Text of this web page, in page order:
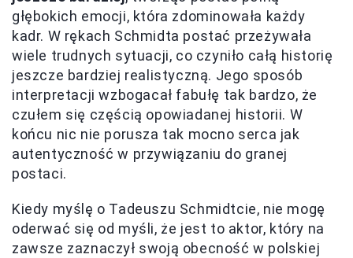
głębokich emocji, która zdominowała każdy
kadr. W rękach Schmidta postać przeżywała
wiele trudnych sytuacji, co czyniło całą historię
jeszcze bardziej realistyczną. Jego sposób
interpretacji wzbogacał fabułę tak bardzo, że
czułem się częścią opowiadanej historii. W
końcu nic nie porusza tak mocno serca jak
autentyczność w przywiązaniu do granej
postaci.
Kiedy myślę o Tadeuszu Schmidtcie, nie mogę
oderwać się od myśli, że jest to aktor, który na
zawsze zaznaczył swoją obecność w polskiej